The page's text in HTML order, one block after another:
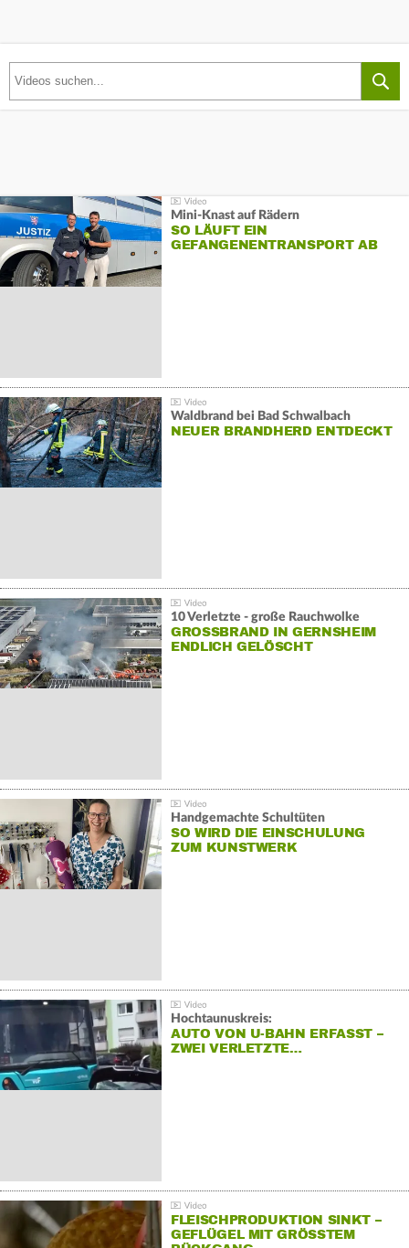
Mini-Knast auf Rädern
SO LÄUFT EIN
GEFANGENENTRANSPORT AB
Waldbrand bei Bad Schwalbach
NEUER BRANDHERD ENTDECKT
10 Verletzte - große Rauchwolke
GROSSBRAND IN GERNSHEIM E
NDLICH GELÖSCHT
Handgemachte Schultüten
SO WIRD DIE EINSCHULUNG
ZUM KUNSTWERK
Hochtaunuskreis:
AUTO VON U-BAHN ERFASST –
ZWEI VERLETZTE…
FLEISCHPRODUKTION SINKT –
GEFLÜGEL MIT GRÖSSTEM R